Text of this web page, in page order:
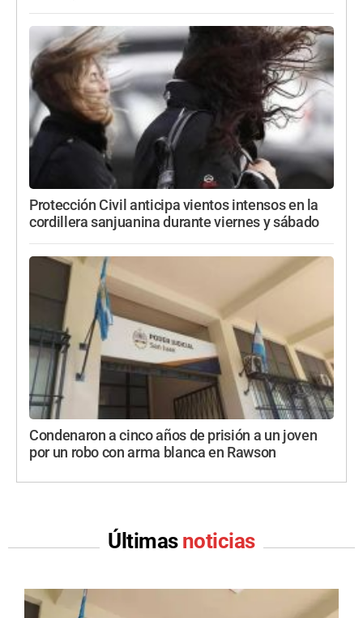
Protección Civil anticipa vientos intensos en la
cordillera sanjuanina durante viernes y sábado
Condenaron a cinco años de prisión a un joven
por un robo con arma blanca en Rawson
Últimas noticias